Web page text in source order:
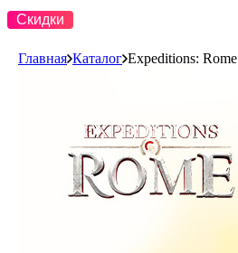
Скидки
Главная Каталог Expeditions: Rome